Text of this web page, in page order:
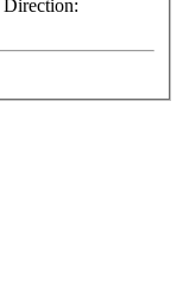
Direction: